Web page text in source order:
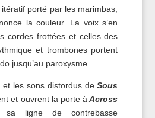
porté par les marimbas,
la couleur. La voix s’en
cordes frottées et celles des
et trombones portent
jusqu’au paroxysme.
et les sons distordus deSous
et ouvrent la porte à Across
ligne de contrebasse